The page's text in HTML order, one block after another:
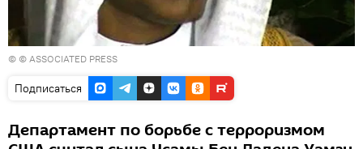
© © ASSOCIATED PRESS
Подписаться
Департамент по борьбе с терроризмом